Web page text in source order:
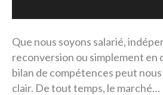
Que nous soyons salarié,
reconversion ou simplement en
bilan de compétences peut
clair. De tout temps, le marché…